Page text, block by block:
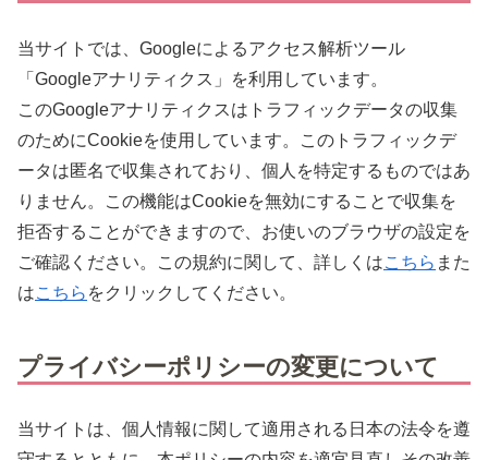
当サイトでは、Googleによるアクセス解析ツール
「Googleアナリティクス」を利用しています。
このGoogleアナリティクスはトラフィックデータの収集
のためにCookieを使用しています。このトラフィックデ
ータは匿名で収集されており、個人を特定するものではあ
りません。この機能はCookieを無効にすることで収集を
拒否することができますので、お使いのブラウザの設定を
ご確認ください。この規約に関して、詳しくはこちら また
はこちら をクリックしてください。
プライバシーポリシーの変更について
当サイトは、個人情報に関して適用される日本の法令を遵